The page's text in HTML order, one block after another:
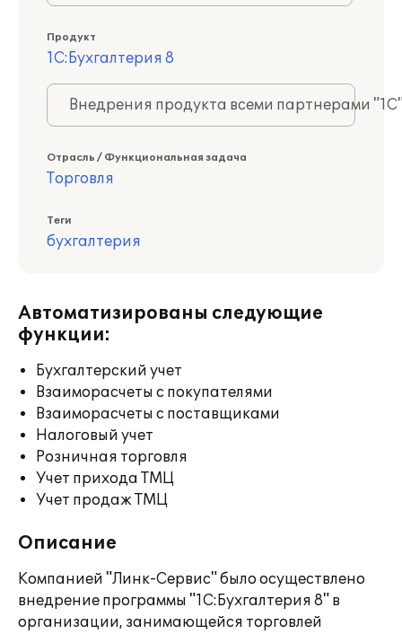
Продукт
1С:Бухгалтерия 8
Внедрения продукта всеми партнерами
Отрасль / Функциональная задача
Торговля
Теги
бухгалтерия
Автоматизированы следующие
функции:
Бухгалтерский учет
Взаиморасчеты с покупателями
Взаиморасчеты с поставщиками
Налоговый учет
Розничная торговля
Учет прихода ТМЦ
Учет продаж ТМЦ
Описание
Компанией "Линк-Сервис" было осуществлено
внедрение программы "1С:Бухгалтерия 8" в
организации, занимающейся торговлей